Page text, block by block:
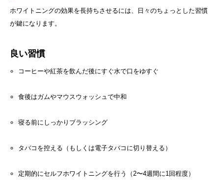
ホワイトニングの効果を長持ちさせるには、日々のちょっとした習慣
が鍵になります。
良い習慣
コーヒーや紅茶を飲んだ後にすぐ水で口をゆすぐ
食後はガムやマウスウォッシュで中和
寝る前にしっかりブラッシング
タバコを控える（もしくは電子タバコに切り替える）
定期的にセルフホワイトニングを行う（2〜4週間に1回程度）